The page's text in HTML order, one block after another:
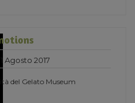
Agosto 2017
del Gelato Museum